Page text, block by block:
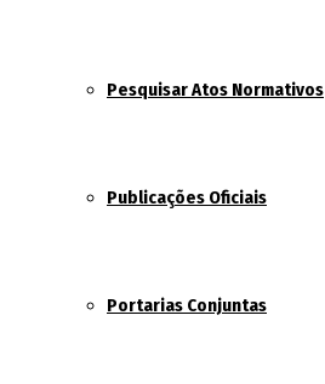
Pesquisar Atos Normativos
Publicações Oficiais
Portarias Conjuntas